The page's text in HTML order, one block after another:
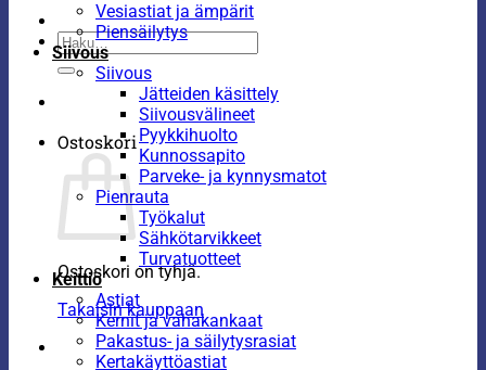
Etsi:
Ostoskori
Ostoskori on tyhjä.
Takaisin kauppaan
Vesiastiat ja ämpärit
Piensäilytys
Siivous
Siivous
Jätteiden käsittely
Siivousvälineet
Pyykkihuolto
Kunnossapito
Parveke- ja kynnysmatot
Pienrauta
Työkalut
Sähkötarvikkeet
Turvatuotteet
Keittiö
Astiat
Kernit ja vahakankaat
Pakastus- ja säilytysrasiat
Kertakäyttöastiat